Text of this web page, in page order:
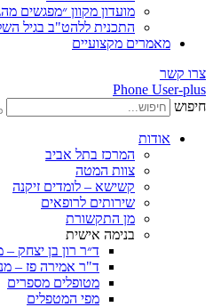
מועדון מקוון ״מפגשים מהגיל השלישי״
התכנית ללהט"ב בגיל השלישי
מקצועיים
Phone
המרכז בתל אביב
צוות המטה
קשישא – לומדים זיקנה
שירותים לרופאים
מן התקשורת
בנימה אישית
ד״ר רון בן יצחק – מנהל רפואי
ד"ר אמירה פז – מנכ"ל
מטופלים מספרים
מפי המטפלים